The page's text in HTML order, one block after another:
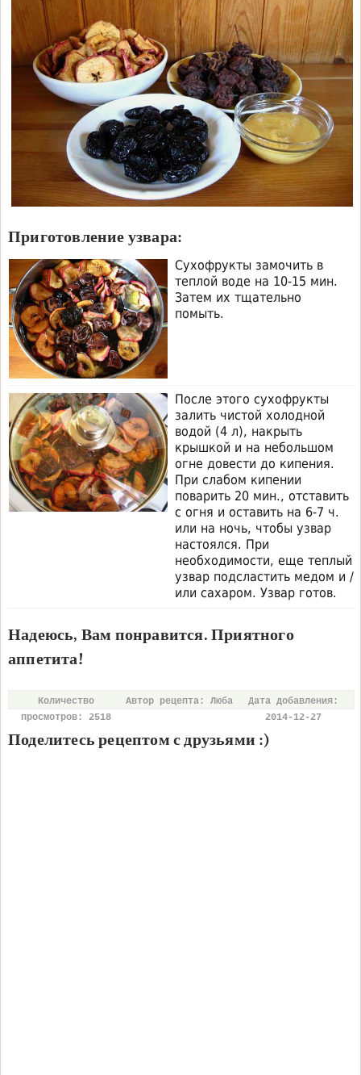
Приготовление узвара:
Сухофрукты замочить в
теплой воде на 10-15 мин.
Затем их тщательно
помыть.
После этого сухофрукты
залить чистой холодной
водой (4 л), накрыть
крышкой и на небольшом
огне довести до кипения.
При слабом кипении
поварить 20 мин., отставить
с огня и оставить на 6-7 ч.
или на ночь, чтобы узвар
настоялся. При
необходимости, еще теплый
узвар подсластить медом и /
или сахаром. Узвар готов.
Надеюсь, Вам понравится. Приятного
аппетита!
Количество
просмотров: 2518
Автор рецепта: Люба
Дата добавления:
2014-12-27
Поделитесь рецептом с друзьями :)